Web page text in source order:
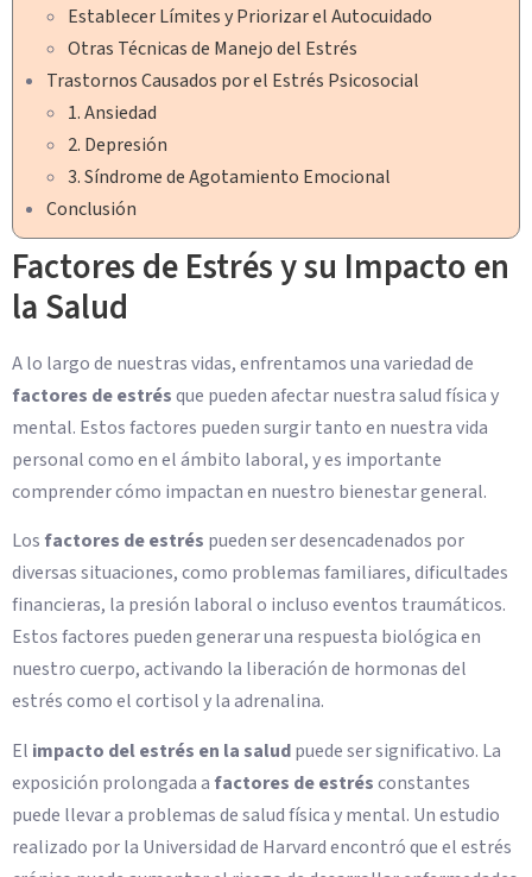
Establecer Límites y Priorizar el Autocuidado
Otras Técnicas de Manejo del Estrés
Trastornos Causados por el Estrés Psicosocial
1. Ansiedad
2. Depresión
3. Síndrome de Agotamiento Emocional
Conclusión
Factores de Estrés y su Impacto en
la Salud
A lo largo de nuestras vidas, enfrentamos una variedad de
factores de estrésque pueden afectar nuestra salud física y
mental. Estos factores pueden surgir tanto en nuestra vida
personal como en el ámbito laboral, y es importante
comprender cómo impactan en nuestro bienestar general.
Los factores de estrés pueden ser desencadenados por
diversas situaciones, como problemas familiares, dificultades
financieras, la presión laboral o incluso eventos traumáticos.
Estos factores pueden generar una respuesta biológica en
nuestro cuerpo, activando la liberación de hormonas del
estrés como el cortisol y la adrenalina.
El impacto del estrés en la saludpuede ser significativo. La
exposición prolongada a factores de estrésconstantes
puede llevar a problemas de salud física y mental. Un estudio
realizado por la Universidad de Harvard encontró que el estrés